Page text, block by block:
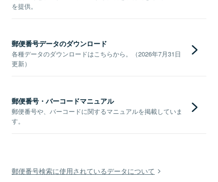
を提供。
郵便番号データのダウンロード
各種データのダウンロードはこちらから。（2026年7月31日
更新）
郵便番号・バーコードマニュアル
郵便番号や、バーコードに関するマニュアルを掲載していま
す。
郵便番号検索に使用されているデータについて